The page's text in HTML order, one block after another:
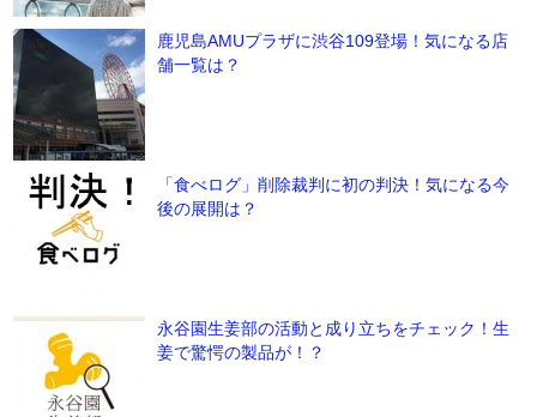
鹿児島AMUプラザに渋谷109登場！気になる店
舗一覧は？
「食べログ」削除裁判に初の判決！気になる今
後の展開は？
永谷園生姜部の活動と成り立ちをチェック！生
姜で驚愕の製品が！？